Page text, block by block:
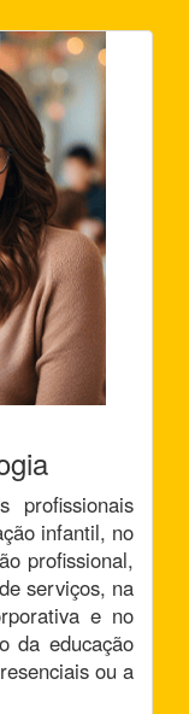
profissionais
infantil, no
profissional,
serviços, na
e no
da educação
ou a